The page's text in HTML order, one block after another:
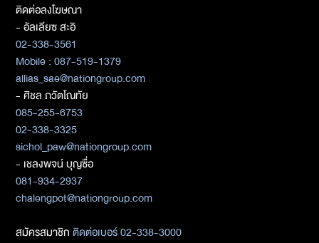
ติดต่อลงโฆษณา
- อัลเลียซ สะอิ
02-338-3561
Mobile : 087-519-1379
allias_sae@nationgroup.com
- ศิชล ภวัตโณทัย
085-255-6753
02-338-3325
sichol_paw@nationgroup.com
- เชลงพจน์ บุญซื่อ
081-934-2937
chalengpot@nationgroup.com
สมัครสมาชิกติดต่อเบอร์ 02-338-3000